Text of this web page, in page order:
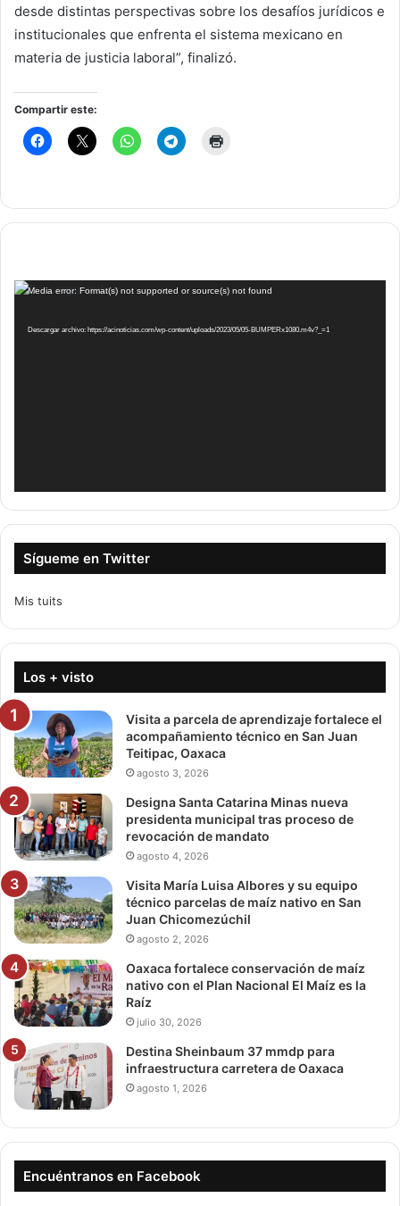
desde distintas perspectivas sobre los desafíos jurídicos e
institucionales que enfrenta el sistema mexicano en
materia de justicia laboral”, finalizó.
Compartir este:
Reproductor
vídeo
Media error: Format(s) not supported or source(s) not found
Descargar archivo: https://acinoticias.com/wp-content/uploads/2023/05/05-BUMPERx1080.m4v?_=1
Sígueme en Twitter
Mis tuits
Los + visto
Visita a parcela de aprendizaje fortalece el
acompañamiento técnico en San Juan
Teitipac, Oaxaca
agosto 3, 2026
Designa Santa Catarina Minas nueva
presidenta municipal tras proceso de
revocación de mandato
agosto 4, 2026
Visita María Luisa Albores y su equipo
técnico parcelas de maíz nativo en San
Juan Chicomezúchil
agosto 2, 2026
Oaxaca fortalece conservación de maíz
nativo con el Plan Nacional El Maíz es la
Raíz
julio 30, 2026
Destina Sheinbaum 37 mmdp para
infraestructura carretera de Oaxaca
agosto 1, 2026
Encuéntranos en Facebook